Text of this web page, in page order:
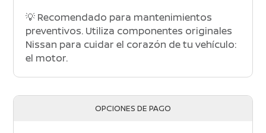
💡 Recomendado para mantenimientos
preventivos. Utiliza componentes originales
Nissan para cuidar el corazón de tu vehículo:
el motor.
OPCIONES DE PAGO